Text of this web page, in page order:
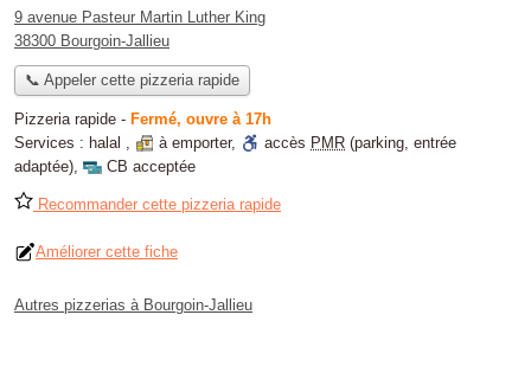
9 avenue Pasteur Martin Luther King
38300 Bourgoin-Jallieu
📞 Appeler cette pizzeria rapide
Pizzeria rapide - Fermé, ouvre à 17h
Services : halal , à emporter, accès PMR (parking, entrée
adaptée), CB acceptée
Recommander cette pizzeria rapide
Améliorer cette fiche
Autres pizzerias à Bourgoin-Jallieu